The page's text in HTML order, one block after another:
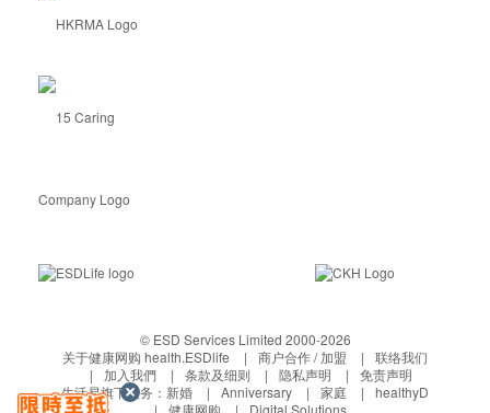
© ESD Services Limited 2000-2026
关于健康网购 health.ESDlife
商户合作 / 加盟
联络我们
加入我們
条款及细则 隐私声明
免责声明
生活易旗下业务： 新婚 Anniversary 家庭
healthyD